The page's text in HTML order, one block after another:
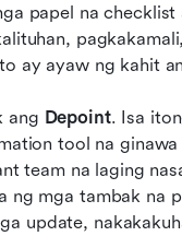
papel na checklist
ay ayaw ng kahit
ang Depoint. Isa
tool na ginawa
team na laging
ng mga tambak na
update,
pagbasa